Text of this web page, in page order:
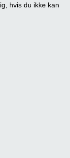
hvis du ikke kan